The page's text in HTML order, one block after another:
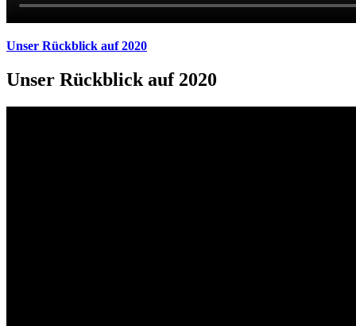
Unser Rückblick auf 2020
Unser Rückblick auf 2020